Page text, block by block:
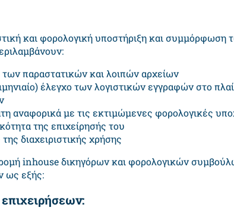
και φορολογική υποστήριξη και συμμόρφωση
παραστατικών και λοιπών αρχείων
έλεγχο των λογιστικών εγγραφών στο
αναφορικά με τις εκτιμώμενες φορολογικές
της επιχείρησής του
διαχειριστικής χρήσης
inhouse δικηγόρων και φορολογικών
ως εξής: